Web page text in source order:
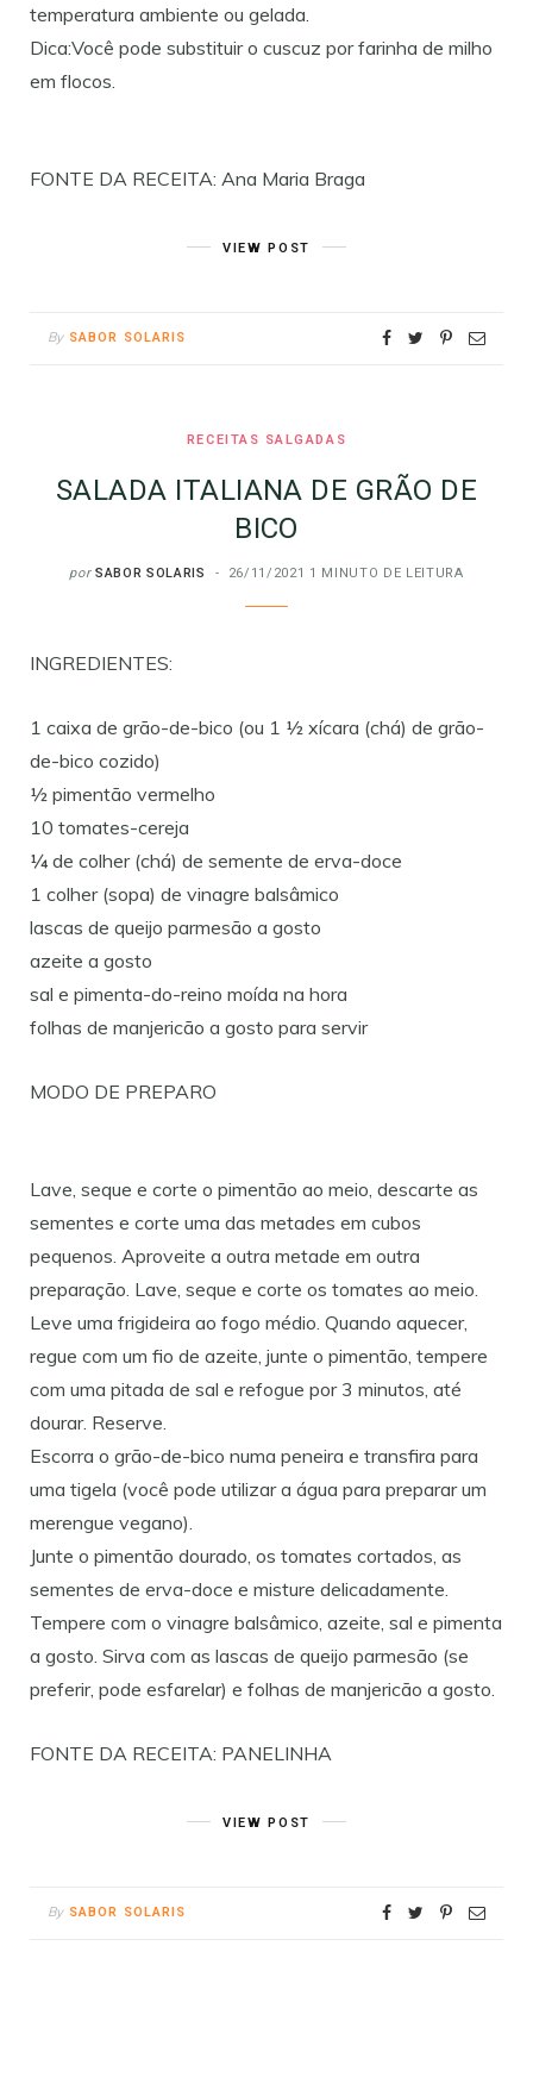
temperatura ambiente ou gelada.
Dica:Você pode substituir o cuscuz por farinha de milho
em flocos.
FONTE DA RECEITA: Ana Maria Braga
VIEW POST
By SABOR SOLARIS
RECEITAS SALGADAS
SALADA ITALIANA DE GRÃO DE
BICO
por SABOR SOLARIS 26/11/2021 1 MINUTO DE LEITURA
INGREDIENTES:
1 caixa de grão-de-bico (ou 1 ½ xícara (chá) de grão-
de-bico cozido)
½ pimentão vermelho
10 tomates-cereja
¼ de colher (chá) de semente de erva-doce
1 colher (sopa) de vinagre balsâmico
lascas de queijo parmesão a gosto
azeite a gosto
sal e pimenta-do-reino moída na hora
folhas de manjericão a gosto para servir
MODO DE PREPARO
Lave, seque e corte o pimentão ao meio, descarte as
sementes e corte uma das metades em cubos
pequenos. Aproveite a outra metade em outra
preparação. Lave, seque e corte os tomates ao meio.
Leve uma frigideira ao fogo médio. Quando aquecer,
regue com um fio de azeite, junte o pimentão, tempere
com uma pitada de sal e refogue por 3 minutos, até
dourar. Reserve.
Escorra o grão-de-bico numa peneira e transfira para
uma tigela (você pode utilizar a água para preparar um
merengue vegano).
Junte o pimentão dourado, os tomates cortados, as
sementes de erva-doce e misture delicadamente.
Tempere com o vinagre balsâmico, azeite, sal e pimenta
a gosto. Sirva com as lascas de queijo parmesão (se
preferir, pode esfarelar) e folhas de manjericão a gosto.
FONTE DA RECEITA: PANELINHA
VIEW POST
By SABOR SOLARIS